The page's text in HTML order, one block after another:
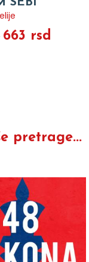
663 rsd
pretrage...